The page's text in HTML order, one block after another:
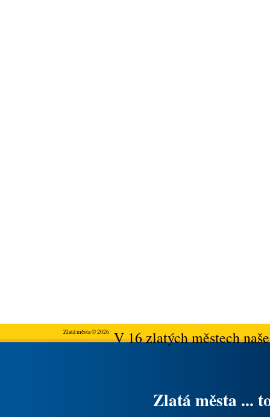
Zlatá města © 2026V 16 zlatých městech
Zlatá města ...